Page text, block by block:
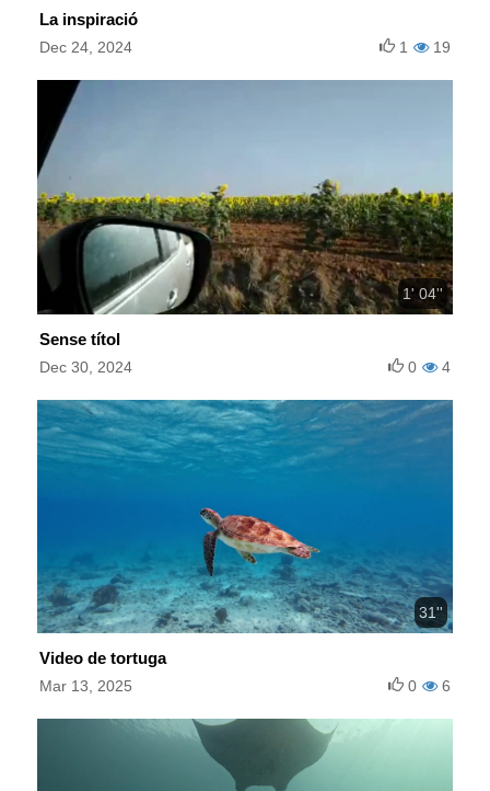
La inspiració
Dec 24, 2024 19
1
1' 04''
Sense títol
Dec 30, 2024 4
0
31''
Video de tortuga
Mar 13, 2025 6
0